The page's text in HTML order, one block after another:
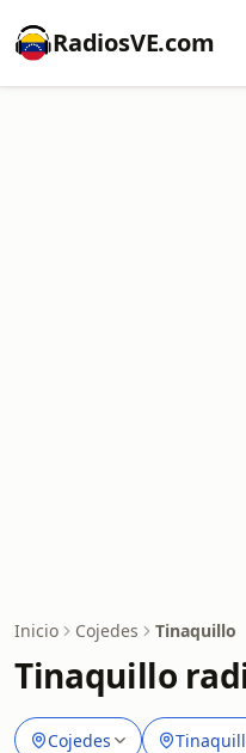
RadiosVE.com
Inicio Cojedes Tinaquillo
Tinaquillo
Cojedes